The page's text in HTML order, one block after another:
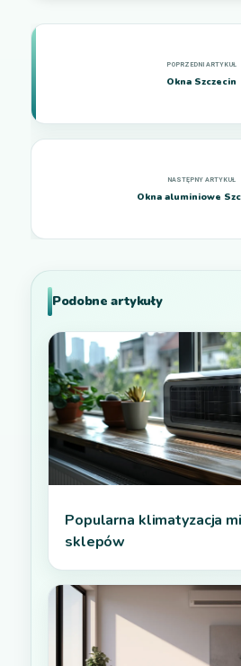
Okna Szczecin
Okna aluminiowe
Podobne artykuły
Popularna klimatyzacja
sklepów